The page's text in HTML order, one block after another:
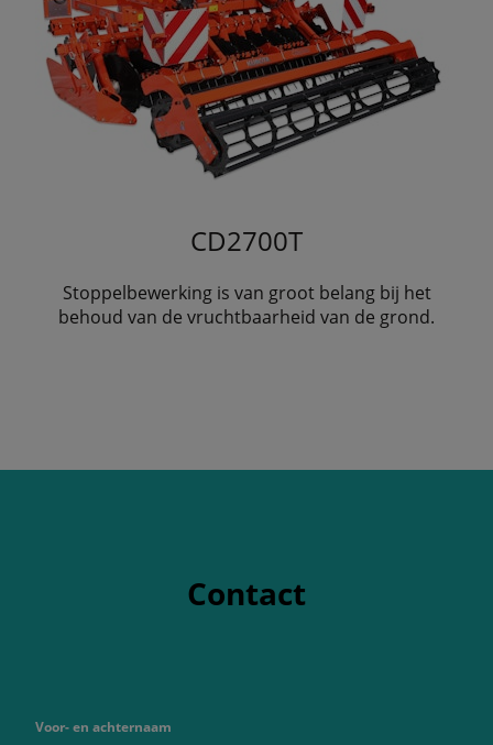
CD2700T
Stoppelbewerking is van groot belang bij het
behoud van de vruchtbaarheid van de grond.
Contact
Voor- en achternaam